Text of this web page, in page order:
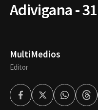
Adivigana -
MultiMedios
Editor
FacebookTwitterWhatsapp